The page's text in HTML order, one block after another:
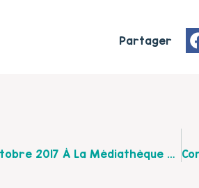
Partager
La Quinzaine Du Jeu Du 10 Au 21 Octobre 2017 À La Médiathèque Municipale Louis Aragon – Lillers